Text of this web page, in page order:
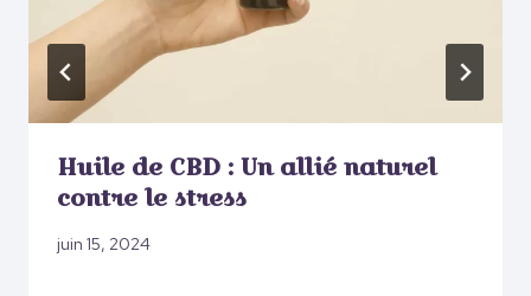
Huile de CBD : Un allié naturel
contre le stress
juin 15, 2024